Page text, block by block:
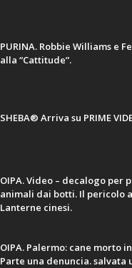
PURINA. Robbie Williams e
alla “Cattitude”.
SHEBA® Arriva su PRIME
OIPA. Video – decalogo per
animali dai botti. Il pericolo
Lanterne cinesi.
OIPA. Palermo: cane morto
Parte una denuncia. salvata